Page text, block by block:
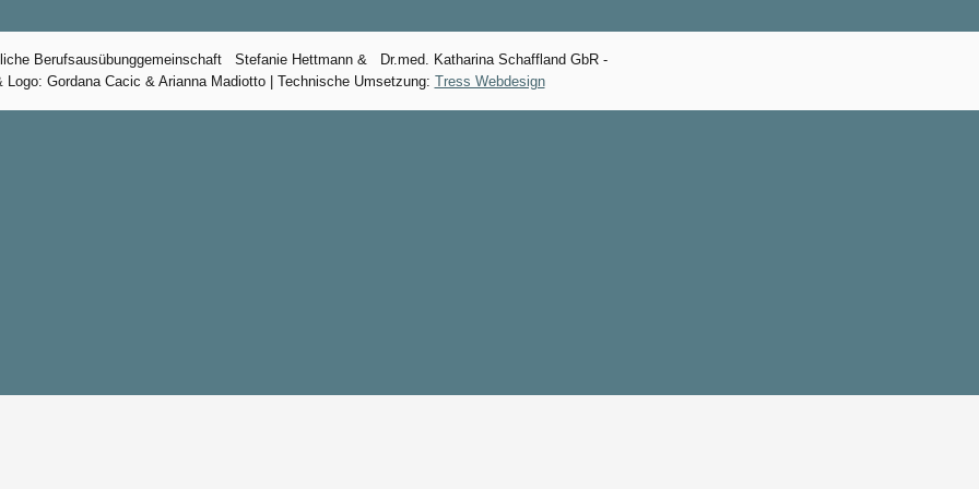
Berufsausübunggemeinschaft Stefanie Hettmann & Dr.med. Katharina Schaffland GbR -
Logo: Gordana Cacic & Arianna Madiotto | Technische Umsetzung:
Tress Webdesign